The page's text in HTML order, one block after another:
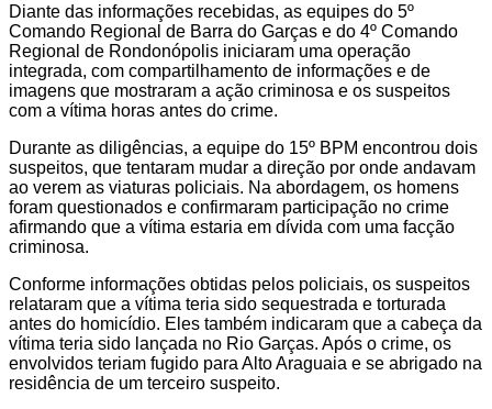
Diante das informações recebidas, as equipes do 5º
Comando Regional de Barra do Garças e do 4º Comando
Regional de Rondonópolis iniciaram uma operação
integrada, com compartilhamento de informações e de
imagens que mostraram a ação criminosa e os suspeitos
com a vítima horas antes do crime.
Durante as diligências, a equipe do 15º BPM encontrou dois
suspeitos, que tentaram mudar a direção por onde andavam
ao verem as viaturas policiais. Na abordagem, os homens
foram questionados e confirmaram participação no crime
afirmando que a vítima estaria em dívida com uma facção
criminosa.
Conforme informações obtidas pelos policiais, os suspeitos
relataram que a vítima teria sido sequestrada e torturada
antes do homicídio. Eles também indicaram que a cabeça da
vítima teria sido lançada no Rio Garças. Após o crime, os
envolvidos teriam fugido para Alto Araguaia e se abrigado na
residência de um terceiro suspeito.